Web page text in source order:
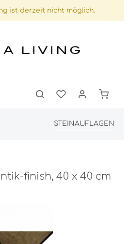
ist derzeit nicht möglich.
STEINAUFLAGEN
finish, 40 x 40 cm